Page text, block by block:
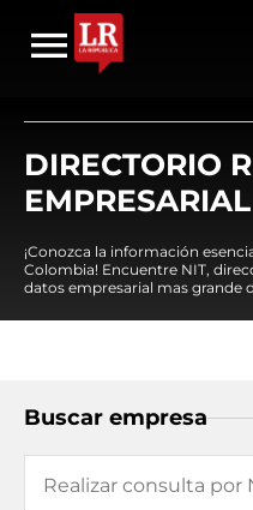
DIRECTORIO
EMPRESARIAL
¡Conozca la información
Colombia! Encuentre NIT,
datos empresarial mas grande
Buscar empresa